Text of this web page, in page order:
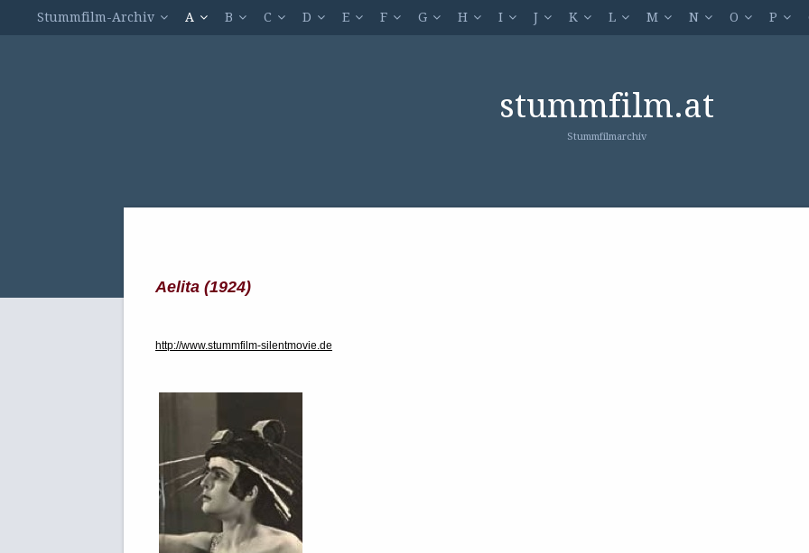
Stummfilm-Archiv A B C D E F G H I J K L M N O P
stummfilm.at
Stummfilmarchiv
Aelita (1924)
http://www.stummfilm-silentmovie.de